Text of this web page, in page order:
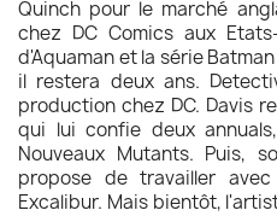
Quinch pour le marché
chez DC Comics aux
d'Aquaman et la série
il restera deux ans.
production chez DC. Davis
qui lui confie deux
Nouveaux Mutants. Puis,
propose de travailler
Excalibur. Mais bientôt,